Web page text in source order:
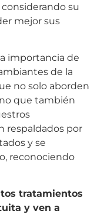
su
mejor sus
importancia de
de la
no solo aborden
que también
respaldados por
y se
reconociendo
tratamientos
y ven a